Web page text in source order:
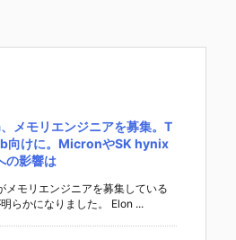
メモリエンジニアを募集。T
向けに。MicronやSK hynix
の影響は
メモリエンジニアを募集している
らかになりました。 Elon ...